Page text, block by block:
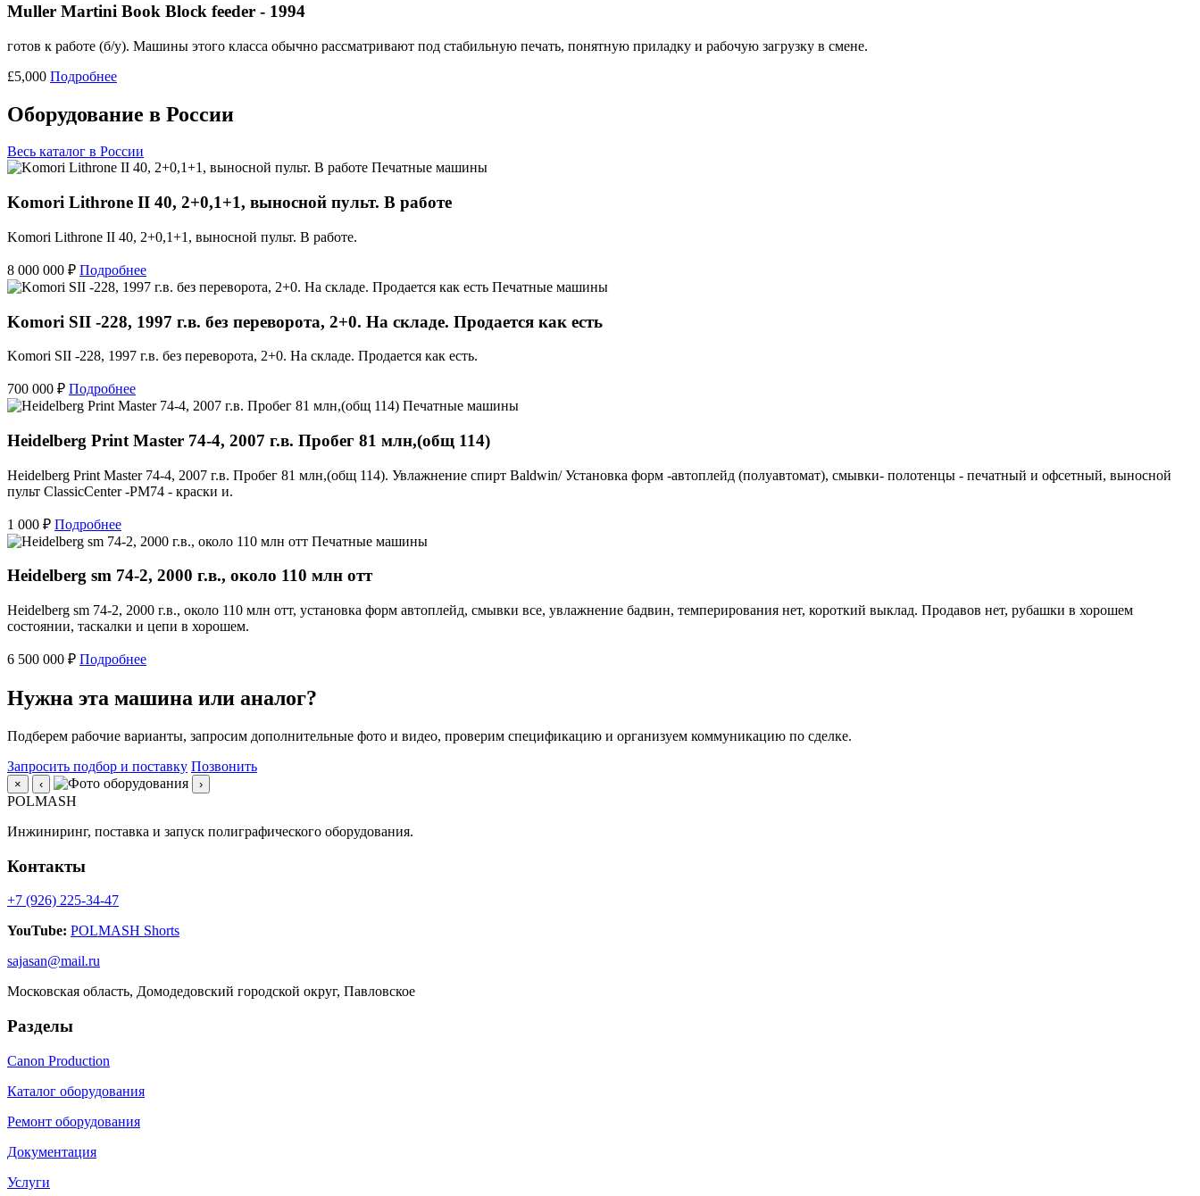
Muller Martini Book Block feeder - 1994
готов к работе (б/у). Машины этого класса обычно рассматривают под стабильную печать, понятную приладку и рабочую загрузку в смене.
£5,000 Подробнее
Оборудование в России
Весь каталог в России
Печатные машины
Komori Lithrone II 40, 2+0,1+1, выносной пульт. В работе
Komori Lithrone II 40, 2+0,1+1, выносной пульт. В работе.
8 000 000 ₽ Подробнее
Печатные машины
Komori SII -228, 1997 г.в. без переворота, 2+0. На складе. Продается как есть
Komori SII -228, 1997 г.в. без переворота, 2+0. На складе. Продается как есть.
700 000 ₽ Подробнее
Печатные машины
Heidelberg Print Master 74-4, 2007 г.в. Пробег 81 млн,(общ 114)
Heidelberg Print Master 74-4, 2007 г.в. Пробег 81 млн,(общ 114). Увлажнение спирт Baldwin/ Установка форм -автоплейд (полуавтомат), смывки- полотенцы - печатный и офсетный, выносной
пульт ClassicCenter -PM74 - краски и.
1 000 ₽ Подробнее
Печатные машины
Heidelberg sm 74-2, 2000 г.в., около 110 млн отт
Heidelberg sm 74-2, 2000 г.в., около 110 млн отт, установка форм автоплейд, смывки все, увлажнение бадвин, темперирования нет, короткий выклад. Продавов нет, рубашки в хорошем
состоянии, таскалки и цепи в хорошем.
6 500 000 ₽ Подробнее
Нужна эта машина или аналог?
Подберем рабочие варианты, запросим дополнительные фото и видео, проверим спецификацию и организуем коммуникацию по сделке.
Запросить подбор и поставку Позвонить
× ‹ ›
POLMASH
Инжиниринг, поставка и запуск полиграфического оборудования.
Контакты
+7 (926) 225-34-47
YouTube: POLMASH Shorts
sajasan@mail.ru
Московская область, Домодедовский городской округ, Павловское
Разделы
Canon Production
Каталог оборудования
Ремонт оборудования
Документация
Услуги